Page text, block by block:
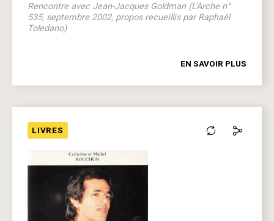
Rencontre avec Jean-Jacques Goldman (L'Arche n°
535, septembre 2002, propos recueillis par Raphaël
Toledano)
EN SAVOIR PLUS
LIVRES